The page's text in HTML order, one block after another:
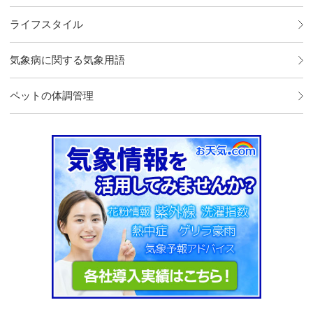
ライフスタイル
気象病に関する気象用語
ペットの体調管理